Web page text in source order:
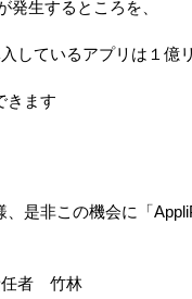
発生するところを、
入しているアプリ は１億
きます
、是非この機会に「
者 竹林